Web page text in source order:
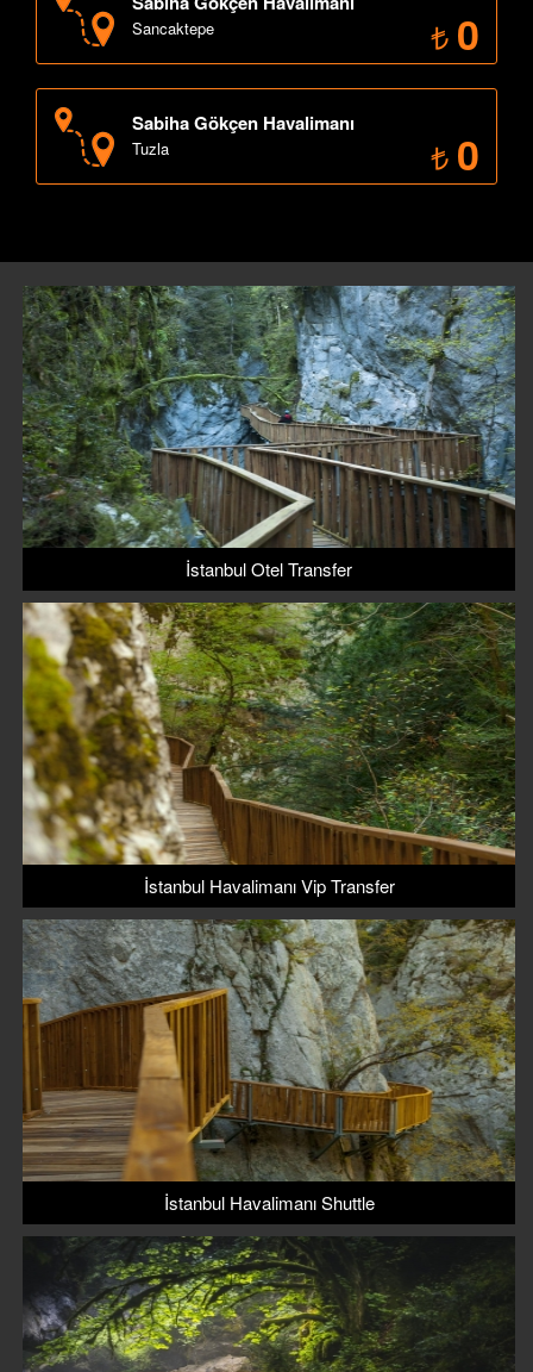
Sancaktepe 0
Sabiha Gökçen Havalimanı
Tuzla 0
İstanbul Otel Transfer
İstanbul Havalimanı Vip Transfer
İstanbul Havalimanı Shuttle